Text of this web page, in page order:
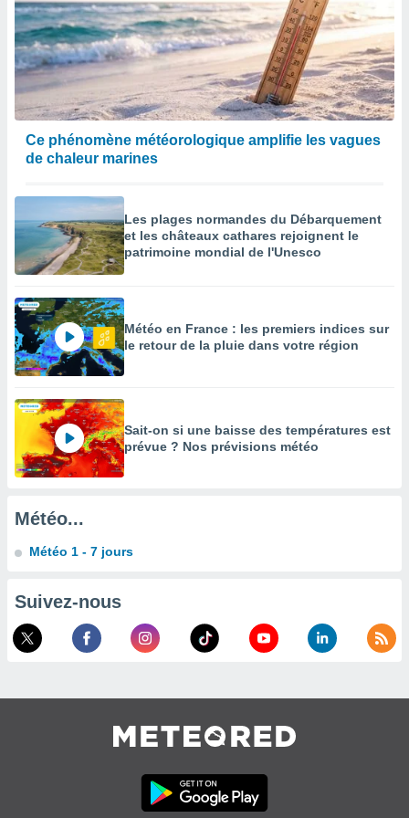
des
des
pour
ce site
IP et
Pour ce
à
en
«
» ou
Ce phénomène météorologique amplifie les vagues
de chaleur marines
Les plages normandes du Débarquement
et les châteaux cathares rejoignent le
patrimoine mondial de l'Unesco
Météo en France : les premiers indices sur
le retour de la pluie dans votre région
Sait-on si une baisse des températures est
prévue ? Nos prévisions météo
Météo...
Météo 1 - 7 jours
Suivez-nous